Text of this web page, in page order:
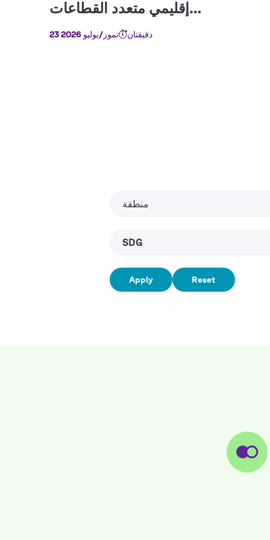
23 تموز/يوليو 2026 دقيقتان